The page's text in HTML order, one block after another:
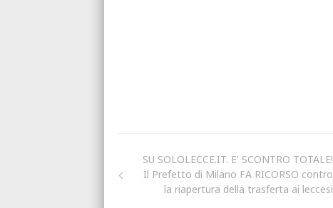
SU SOLOLECCE.IT. E' SCONTRO TOTALE!
Il Prefetto di Milano FA RICORSO contro
la riapertura della trasferta ai leccesi